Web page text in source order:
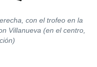
con el trofeo en la
Villanueva (en el centro,